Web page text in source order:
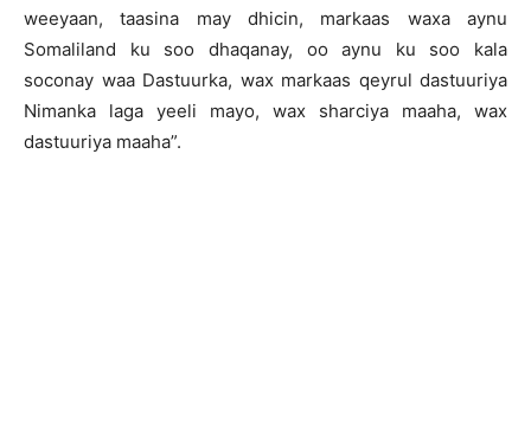
weeyaan, taasina may dhicin, markaas waxa aynu
Somaliland ku soo dhaqanay, oo aynu ku soo kala
soconay waa Dastuurka, wax markaas qeyrul dastuuriya
Nimanka laga yeeli mayo, wax sharciya maaha, wax
dastuuriya maaha”.